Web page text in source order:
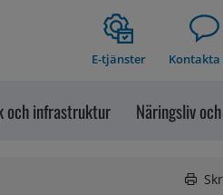
E-tjänster Kontakta
och infrastruktur Näringsliv